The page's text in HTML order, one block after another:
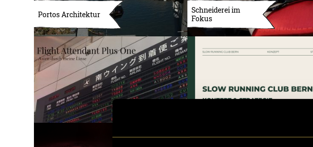
Portos Architektur
Schneiderei im
Fokus